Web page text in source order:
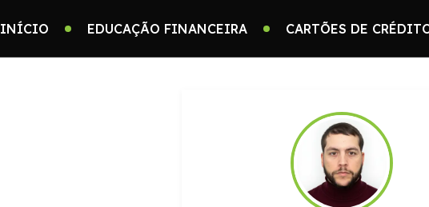
INÍCIO EDUCAÇÃO FINANCEIRA CARTÕES DE